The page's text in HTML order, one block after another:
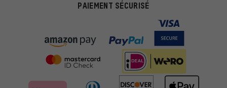
PAIEMENT SÉCURISÉ